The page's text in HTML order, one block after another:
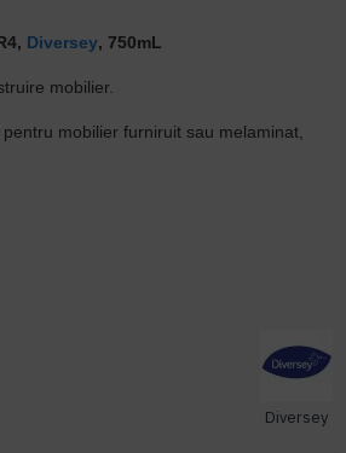
Diversey, 750mL
mobilier.
mobilier furniruit sau melaminat,
Diversey